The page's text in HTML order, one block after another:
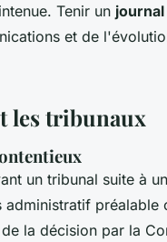
Tenir un
et de
les tribunaux
un tribunal suite à
préalable
la décision par la